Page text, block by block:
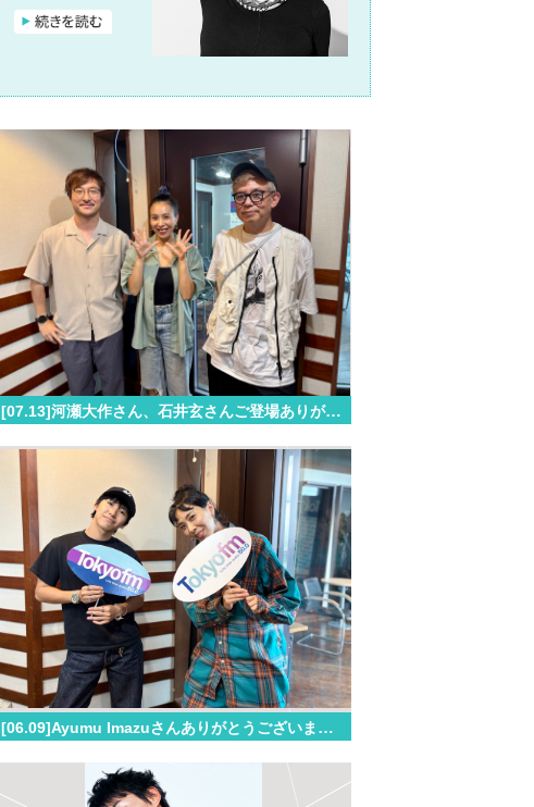
[07.13]河瀬大作さん、石井玄さんご登場ありがとうございました！
[06.09]Ayumu Imazuさんありがとうございました！